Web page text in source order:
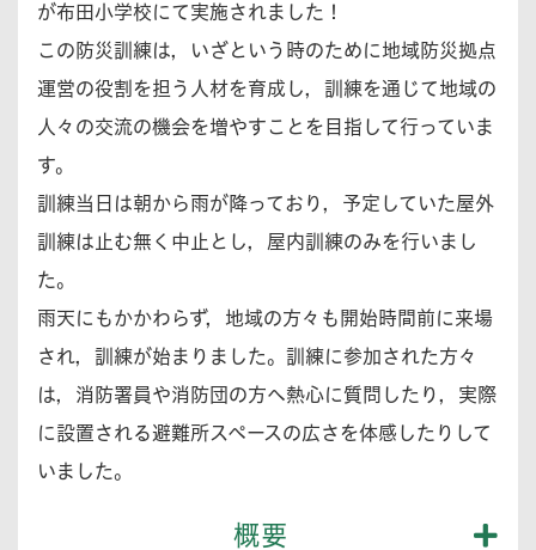
が布田小学校にて実施されました！
この防災訓練は，いざという時のために地域防災拠点
運営の役割を担う人材を育成し，訓練を通じて地域の
人々の交流の機会を増やすことを目指して行っていま
す。
訓練当日は朝から雨が降っており，予定していた屋外
訓練は止む無く中止とし，屋内訓練のみを行いまし
た。
雨天にもかかわらず，地域の方々も開始時間前に来場
され，訓練が始まりました。訓練に参加された方々
は，消防署員や消防団の方へ熱心に質問したり，実際
に設置される避難所スペースの広さを体感したりして
いました。
概要